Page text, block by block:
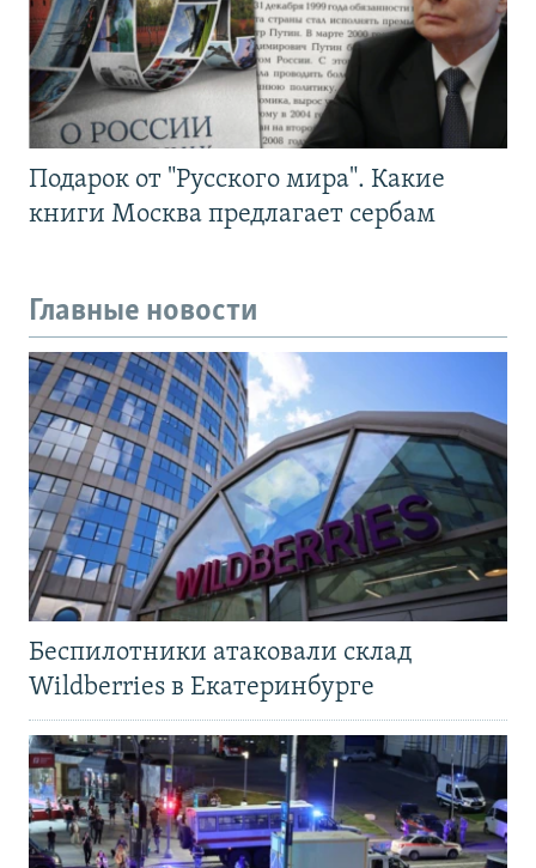
Подарок от "Русского мира". Какие
книги Москва предлагает сербам
Главные новости
Беспилотники атаковали склад
Wildberries в Екатеринбурге